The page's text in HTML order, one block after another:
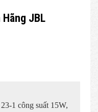
JBL
1 công suất 15W,